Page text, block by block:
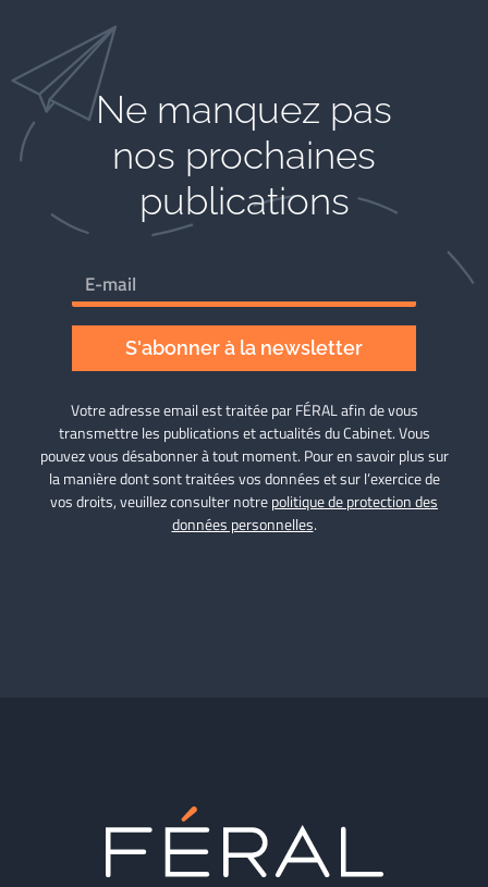
Ne manquez pas
nos prochaines
publications
S'abonner à la newsletter
Votre adresse email est traitée par FÉRAL afin de vous
transmettre les publications et actualités du Cabinet. Vous
pouvez vous désabonner à tout moment. Pour en savoir plus sur
la manière dont sont traitées vos données et sur l’exercice de
vos droits, veuillez consulter notrepolitique de protection des
données personnelles.